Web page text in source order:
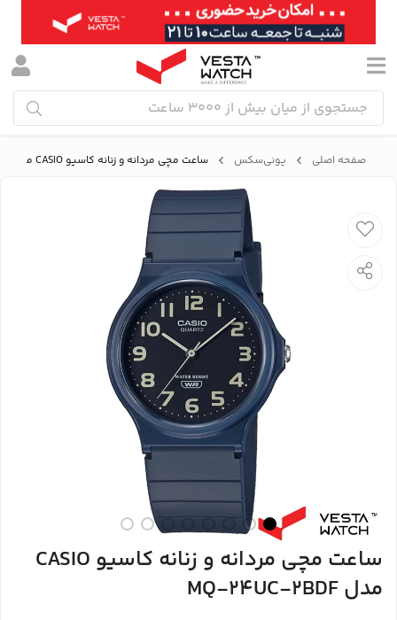
صفحه اصلی یونی‌سکس ساعت مچی مردانه و زنانه کاسیو CASIO مدل MQ-24UC-2BDF
ساعت مچی مردانه و زنانه کاسیو CASIO
مدل MQ-24UC-2BDF